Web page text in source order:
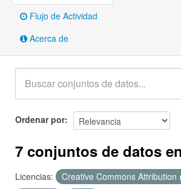
Flujo de Actividad
Acerca de
Ordenar por
7 conjuntos de datos
Licencias: Creative Commons Attribution